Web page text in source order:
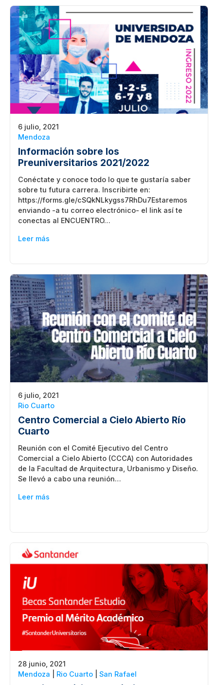
6 julio, 2021
Mendoza
Información sobre los
Preuniversitarios 2021/2022
Conéctate y conoce todo lo que te gustaría saber
sobre tu futura carrera. Inscribirte en:
https://forms.gle/cSQkNLkygss7RhDu7Estaremos
enviando -a tu correo electrónico- el link así te
conectas al ENCUENTRO…
Leer más
6 julio, 2021
Rio Cuarto
Centro Comercial a Cielo Abierto Río
Cuarto
Reunión con el Comité Ejecutivo del Centro
Comercial a Cielo Abierto (CCCA) con Autoridades
de la Facultad de Arquitectura, Urbanismo y Diseño.
Se llevó a cabo una reunión…
Leer más
28 junio, 2021
Mendoza
Rio Cuarto San Rafael